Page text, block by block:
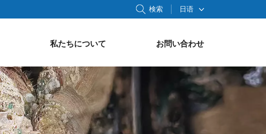
日语
検索
私たちについて お問い合わせ